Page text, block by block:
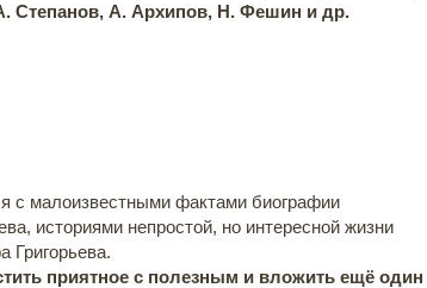
Степанов, А. Архипов, Н. Фешин и др.
с малоизвестными фактами биографии
историями непростой, но интересной жизни
Григорьева.
приятное с полезным и вложить ещё один